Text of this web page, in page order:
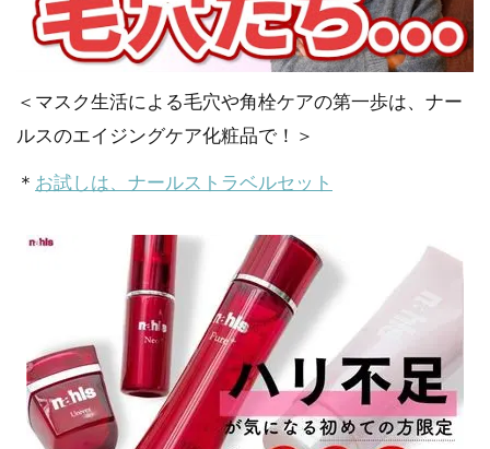
＜マスク生活による毛穴や角栓ケアの第一歩は、ナー
ルスのエイジングケア化粧品で！＞
＊ お試しは、ナールストラベルセット